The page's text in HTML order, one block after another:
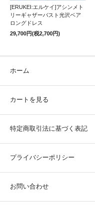
[ERUKEI:エルケイ]アシンメト
リーギャザーバスト光沢ベア
ロングドレス
29,700円(税2,700円)
ホーム
カートを見る
特定商取引法に基づく表記
プライバシーポリシー
お問い合わせ